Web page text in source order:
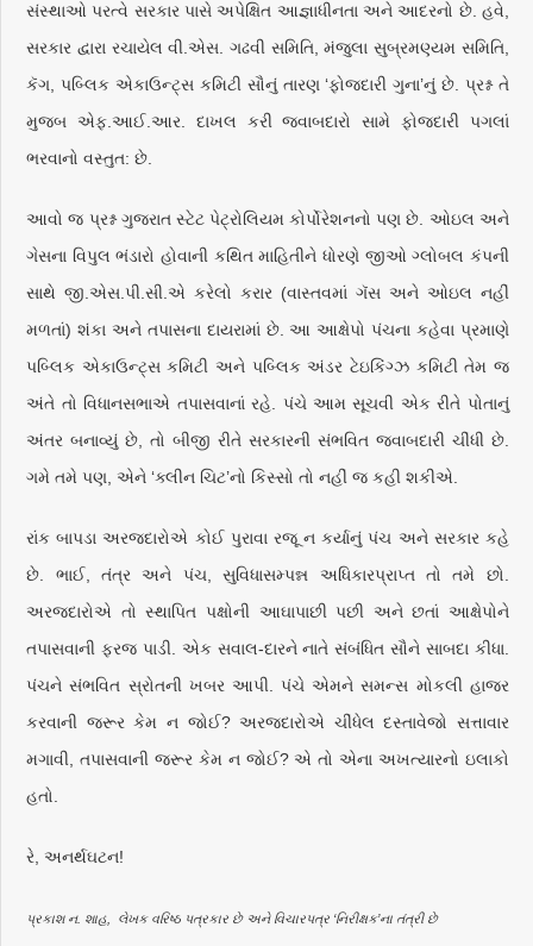
સંસ્થાઓ પરત્વે સરકાર પાસે અપેક્ષિત આજ્ઞાધીનતા અને આદરનો છે. હવે,
સરકાર દ્વારા રચાયેલ વી.એસ. ગઢવી સમિતિ, મંજુલા સુબ્રમણ્યમ સમિતિ,
કૅગ, પબ્લિક એકાઉન્ટ્સ કમિટી સૌનું તારણ ‘ફોજદારી ગુના’નું છે. પ્રશ્ન તે
મુજબ એફ.આઈ.આર. દાખલ કરી જવાબદારો સામે ફોજદારી પગલાં
ભરવાનો વસ્તુત: છે.
આવો જ પ્રશ્ન ગુજરાત સ્ટેટ પેટ્રોલિયમ કોર્પોરેશનનો પણ છે. ઓઇલ અને
ગેસના વિપુલ ભંડારો હોવાની કથિત માહિતીને ધોરણે જીઓ ગ્લોબલ કંપની
સાથે જી.એસ.પી.સી.એ કરેલો કરાર (વાસ્તવમાં ગૅસ અને ઓઇલ નહીં
મળતાં) શંકા અને તપાસના દાયરામાં છે. આ આક્ષેપો પંચના કહેવા પ્રમાણે
પબ્લિક એકાઉન્ટ્સ કમિટી અને પબ્લિક અંડર ટેઇકિંગ્ઝ કમિટી તેમ જ
અંતે તો વિધાનસભાએ તપાસવાનાં રહે. પંચે આમ સૂચવી એક રીતે પોતાનું
અંતર બનાવ્યું છે, તો બીજી રીતે સરકારની સંભવિત જવાબદારી ચીંધી છે.
ગમે તમે પણ, એને ‘ક્લીન ચિટ’નો કિસ્સો તો નહીં જ કહી શકીએ.
રાંક બાપડા અરજદારોએ કોઈ પુરાવા રજૂ ન કર્યાનું પંચ અને સરકાર કહે
છે. ભાઈ, તંત્ર અને પંચ, સુવિધાસમ્પન્ન અધિકારપ્રાપ્ત તો તમે છો.
અરજદારોએ તો સ્થાપિત પક્ષોની આઘાપાછી પછી અને છતાં આક્ષેપોને
તપાસવાની ફરજ પાડી. એક સવાલ-દારને નાતે સંબંધિત સૌને સાબદા કીધા.
પંચને સંભવિત સ્રોતની ખબર આપી. પંચે એમને સમન્સ મોકલી હાજર
કરવાની જરૂર કેમ ન જોઈ? અરજદારોએ ચીંધેલ દસ્તાવેજો સત્તાવાર
મગાવી, તપાસવાની જરૂર કેમ ન જોઈ? એ તો એના અખત્યારનો ઇલાકો
હતો.
રે, અનર્થઘટન!
પ્રકાશ ન. શાહ, લેખક વરિષ્ઠ પત્રકાર છે અને વિચારપત્ર ‘નિરીક્ષક’ના તંત્રી છે